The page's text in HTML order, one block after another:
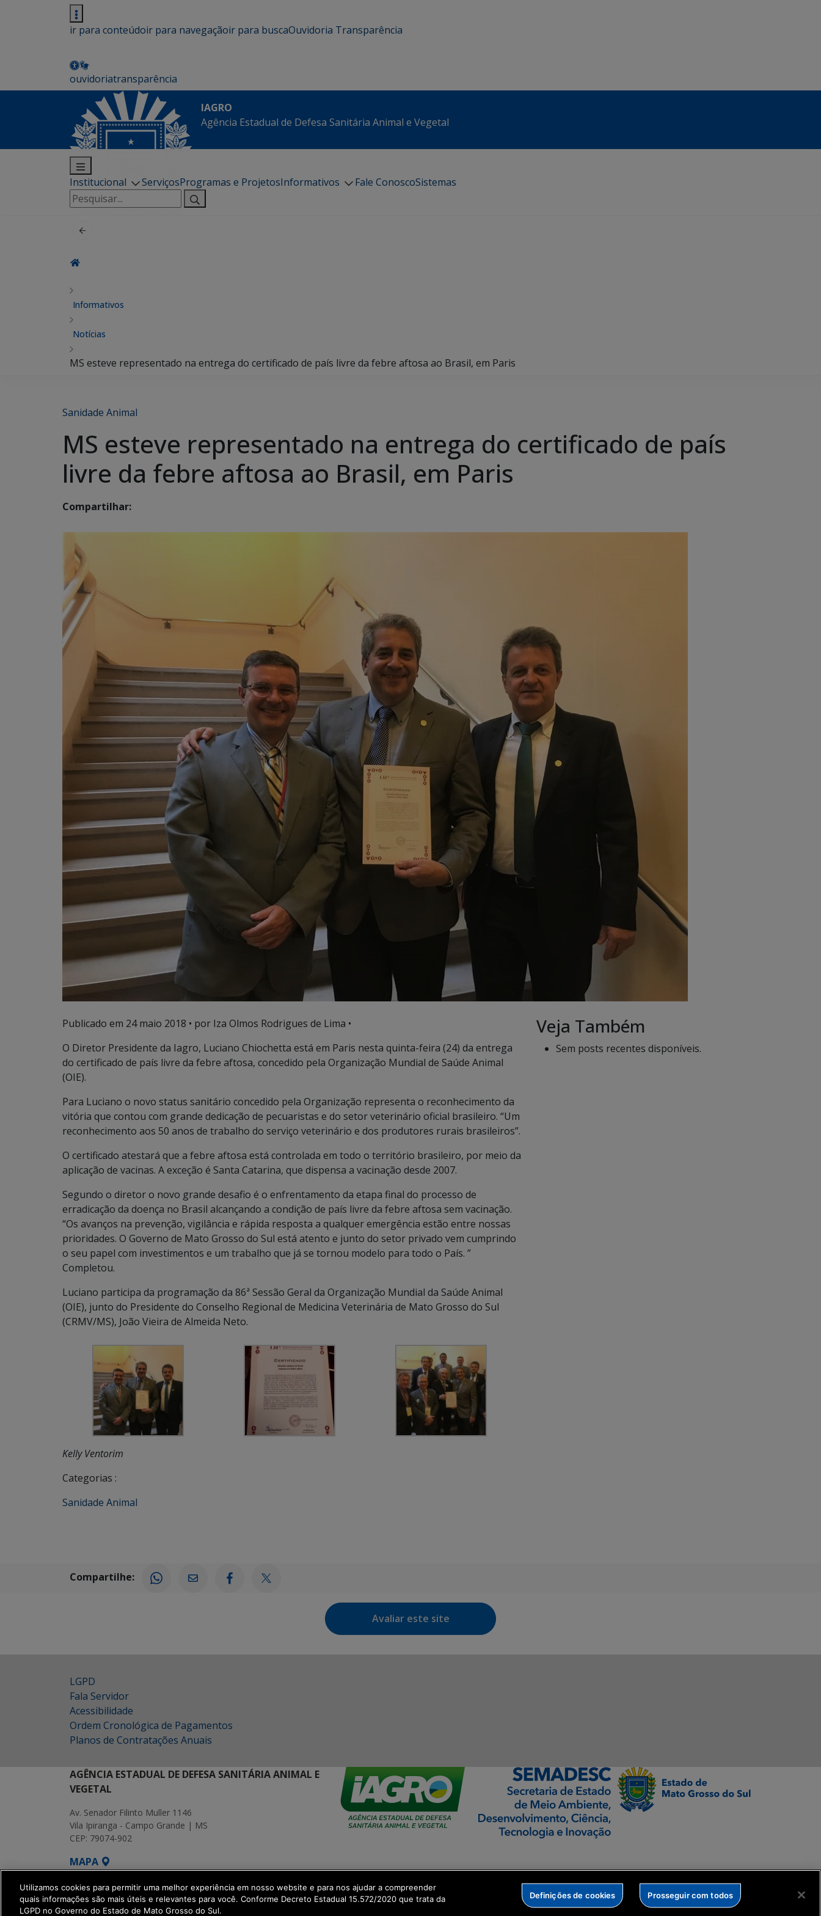
ir para conteúdoir para navegaçãoir para buscaOuvidoria Transparência
ouvidoriatransparência
IAGRO
Agência Estadual de Defesa Sanitária Animal e Vegetal
Institucional ServiçosProgramas e ProjetosInformativos Fale ConoscoSistemas
Pesquisar
por:
Informativos
Notícias
MS esteve representado na entrega do certificado de país livre da febre aftosa ao Brasil, em Paris
Sanidade Animal
MS esteve representado na entrega do certificado de país
livre da febre aftosa ao Brasil, em Paris
Compartilhar:
Publicado em 24 maio 2018 • por Iza Olmos Rodrigues de Lima •
O Diretor Presidente da Iagro, Luciano Chiochetta está em Paris nesta quinta-feira (24) da entrega
do certificado de país livre da febre aftosa, concedido pela Organização Mundial de Saúde Animal
(OIE).
Para Luciano o novo status sanitário concedido pela Organização representa o reconhecimento da
vitória que contou com grande dedicação de pecuaristas e do setor veterinário oficial brasileiro. “Um
reconhecimento aos 50 anos de trabalho do serviço veterinário e dos produtores rurais brasileiros”.
O certificado atestará que a febre aftosa está controlada em todo o território brasileiro, por meio da
aplicação de vacinas. A exceção é Santa Catarina, que dispensa a vacinação desde 2007.
Segundo o diretor o novo grande desafio é o enfrentamento da etapa final do processo de
erradicação da doença no Brasil alcançando a condição de país livre da febre aftosa sem vacinação.
“Os avanços na prevenção, vigilância e rápida resposta a qualquer emergência estão entre nossas
prioridades. O Governo de Mato Grosso do Sul está atento e junto do setor privado vem cumprindo
o seu papel com investimentos e um trabalho que já se tornou modelo para todo o País. ”
Completou.
Luciano participa da programação da 86ª Sessão Geral da Organização Mundial da Saúde Animal
(OIE), junto do Presidente do Conselho Regional de Medicina Veterinária de Mato Grosso do Sul
(CRMV/MS), João Vieira de Almeida Neto.
Kelly Ventorim
Categorias :
Sanidade Animal
Veja Também
Sem posts recentes disponíveis.
Compartilhe:
Avaliar este site
LGPD
Fala Servidor
Acessibilidade
Ordem Cronológica de Pagamentos
Planos de Contratações Anuais
AGÊNCIA ESTADUAL DE DEFESA SANITÁRIA ANIMAL E
VEGETAL
Av. Senador Filinto Muller 1146
Vila Ipiranga - Campo Grande | MS
CEP: 79074-902
MAPA
SETDIG | Secretaria-Executiva de Transformação Digital
Utilizamos cookies para permitir uma melhor experiência em nosso website e para nos ajudar a compreender
quais informações são mais úteis e relevantes para você. Conforme Decreto Estadual 15.572/2020 que trata da
LGPD no Governo do Estado de Mato Grosso do Sul.
Definições de cookies Prosseguir com todos